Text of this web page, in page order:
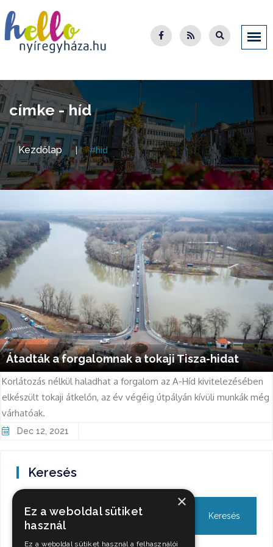
címke - híd
Kezdőlap #híd
Átadták a forgalomnak a tokaji Tisza-hidat
Korlátozás nélkül haladhat a forgalom az A-Híd kivitelezésében
elkészült tokaji átkelőn, az év végéig útpályán kívüli munkák még
várhatóak.
Dec 12, 2021
Keresés
×
Ez a weboldal sütiket
használ
Ez a weboldal sütiket használ a felhasználói